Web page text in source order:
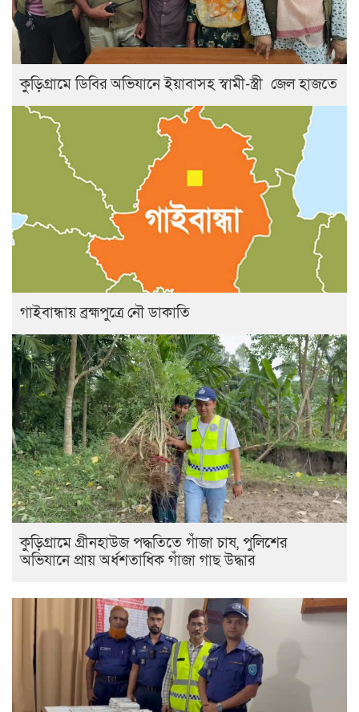
কুড়িগ্রামে ডিবির অভিযানে ইয়াবাসহ স্বামী-স্ত্রী জেল হাজতে
গাইবান্ধায় ব্রহ্মপুত্রে নৌ ডাকাতি
কুড়িগ্রামে গ্রীনহাউজ পদ্ধতিতে গাঁজা চাষ, পুলিশের
অভিযানে প্রায় অর্ধশতাধিক গাঁজা গাছ উদ্ধার